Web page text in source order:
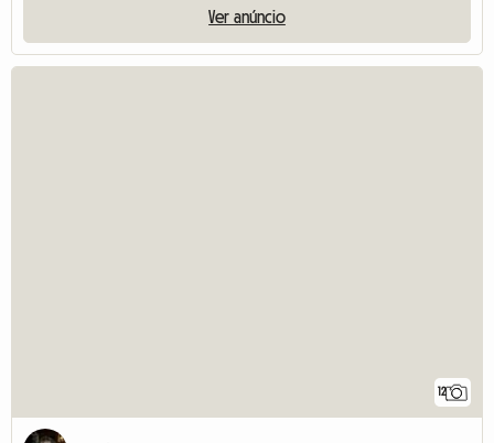
Ver anúncio
12